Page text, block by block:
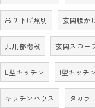
吊り下げ照明 玄関腰か
共用部階段 玄関スロー
L型キッチン I型キッチン
キッチンハウス タカ